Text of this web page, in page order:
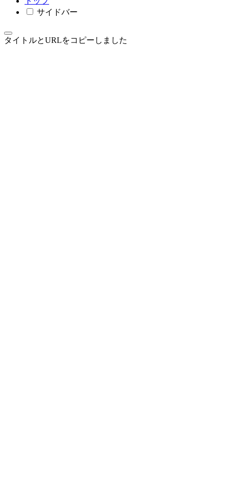
サイドバー
タイトルとURLをコピーしました